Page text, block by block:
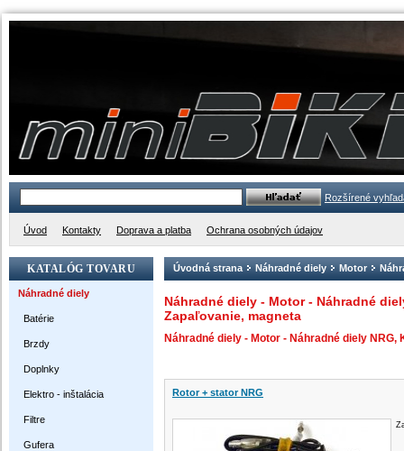
Rozšírené
Úvod Kontakty Doprava a platba Ochrana osobných údajov
KATALÓG TOVARU
Náhradné diely
Batérie
Brzdy
Doplnky
Elektro - inštalácia
Filtre
Gufera
Úvodná strana Náhradné diely Motor
Náhradné diely - Motor - Náhradné
Zapaľovanie, magneta
Náhradné diely - Motor - Náhradné diely
Rotor + stator NRG